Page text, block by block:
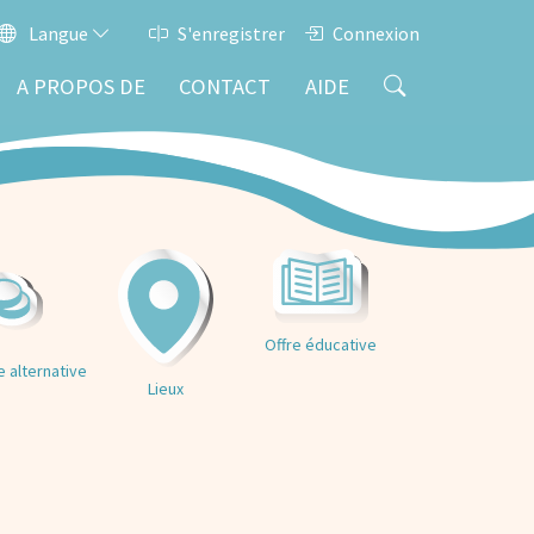
Langue S'enregistrer Connexion
A PROPOS DE CONTACT AIDE
alternative
Lieux
Offre éducative